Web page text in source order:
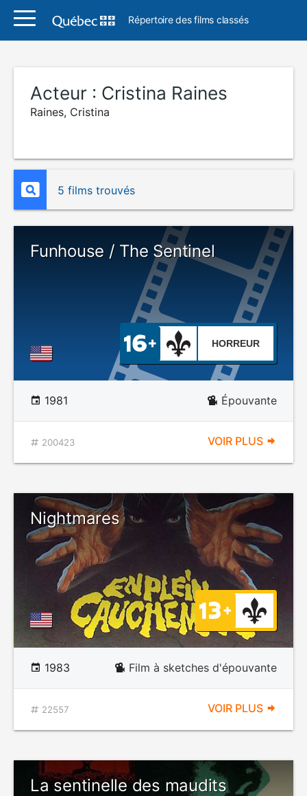
Répertoire des films classés
Acteur : Cristina Raines
Raines, Cristina
5 films trouvés
Funhouse / The Sentinel
HORREUR
1981 Épouvante
200423 VOIR PLUS
Nightmares
1983 Film à sketches d'épouvante
22557 VOIR PLUS
La sentinelle des maudits